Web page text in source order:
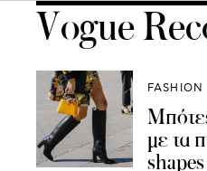
Vogue
FASHION
με τα